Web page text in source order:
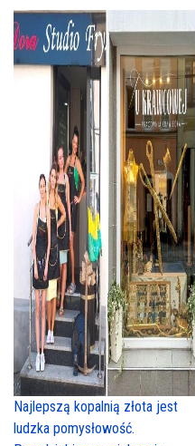
Najlepszą kopalnią złota jest
ludzka pomysłowość.